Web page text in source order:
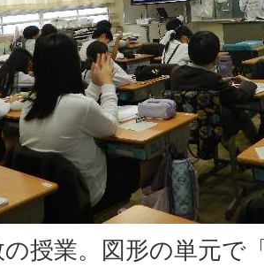
授業。図形の単元で